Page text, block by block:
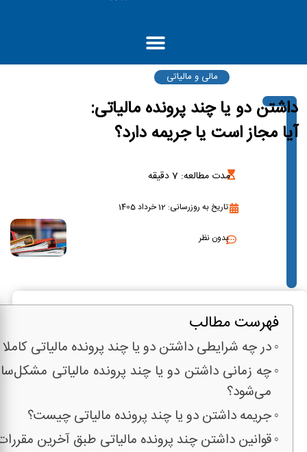
مالی و مالیاتی
داشتن دو یا چند پرونده مالیاتی:
آیا مجاز است یا جریمه دارد؟
مدت مطالعه: 7دقیقه
تاریخ به روزرسانی: 12 خرداد 1405
بدون نظر
فهرست مطالب
در چه شرایطی داشتن دو یا چند پرونده مالیاتی
چه زمانی داشتن دو یا چند پرونده مالیاتی
می‌شود؟
جریمه داشتن دو یا چند پرونده مالیاتی چیست؟
قوانین داشتن چند پرونده مالیاتی طبق آخرین